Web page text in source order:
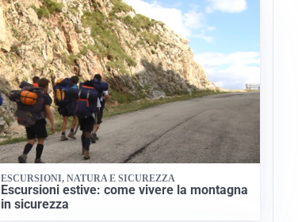
ESCURSIONI, NATURA E SICUREZZA
Escursioni estive: come vivere la montagna
in sicurezza